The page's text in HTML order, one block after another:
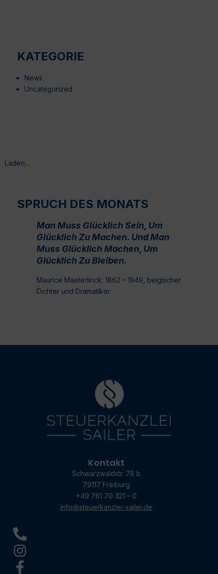
KATEGORIE
News
Uncategorized
Laden...
SPRUCH DES MONATS
Man Muss Glücklich Sein, Um
Glücklich Zu Machen. Und Man
Muss Glücklich Machen, Um
Glücklich Zu Bleiben.
Maurice Maeterlinck; 1862 – 1949, belgischer
Dichter und Dramatiker
Kontakt
Schwarzwaldstr. 78 b
79117 Freiburg
+49 761 70 321 – 0
info@steuerkanzlei-sailer.de